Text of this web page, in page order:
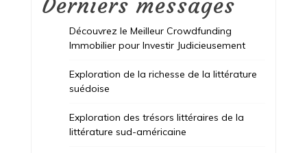
Découvrez le Meilleur Crowdfunding
Immobilier pour Investir Judicieusement
Exploration de la richesse de la littérature
suédoise
Exploration des trésors littéraires de la
littérature sud-américaine